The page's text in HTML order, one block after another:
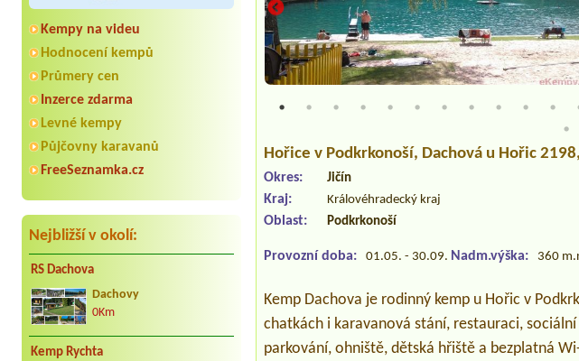
Kempy na videu
Hodnocení kempů
Průmery cen
Inzerce zdarma
Levné kempy
Půjčovny karavanů
FreeSeznamka.cz
Nejbližší v okolí:
RS Dachova
Dachovy
0Km
Kemp Rychta
Hořice v Podkrkonoší, Dachová u Hořic
Okres: Jičín
Kraj: Královéhradecký kraj
Oblast: Podkrkonoší
Provozní doba: 01.05. - 30.09. Nadm.výška: 360
Kemp Dachova je rodinný kemp u Hořic v
chatkách i karavanová stání, restauraci,
parkování, ohniště, dětská hřiště a bezplatná